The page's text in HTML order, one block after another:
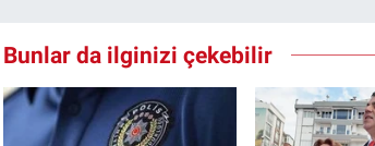
Bunlar da ilginizi çekebilir